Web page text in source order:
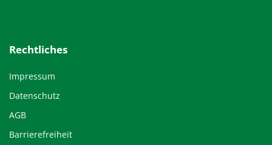
Rechtliches
Impressum
Datenschutz
AGB
Barrierefreiheit